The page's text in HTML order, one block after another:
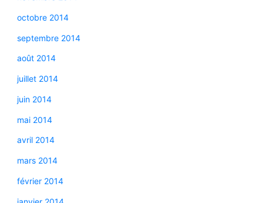
octobre 2014
septembre 2014
août 2014
juillet 2014
juin 2014
mai 2014
avril 2014
mars 2014
février 2014